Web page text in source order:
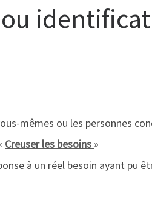
mêmes ou les personnes
Creuser les besoins »
à un réel besoin ayant pu